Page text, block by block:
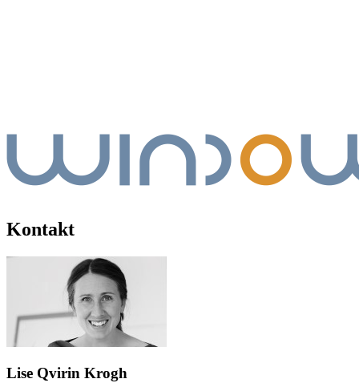
Kontakt
Lise Qvirin Krogh